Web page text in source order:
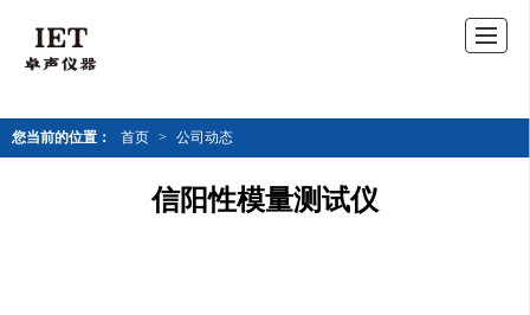
您当前的位置： 首页 > 公司动态
信阳性模量测试仪